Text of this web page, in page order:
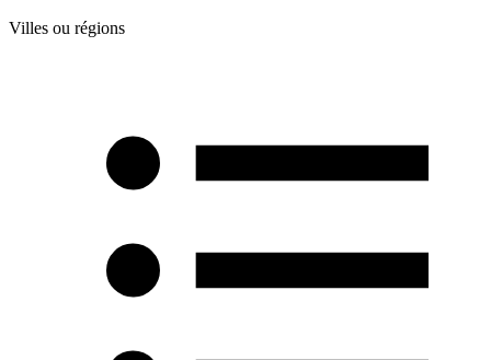
Villes ou régions